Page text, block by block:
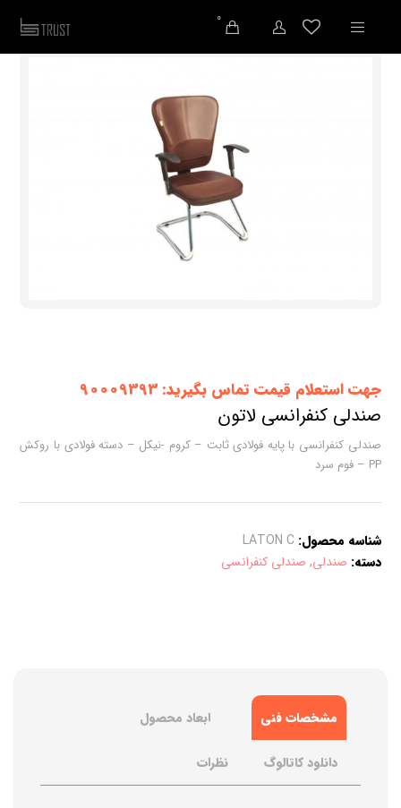
0
جهت استعلام قیمت تماس بگیرید: 90009393
صندلی کنفرانسی لاتون
صندلی کنفرانسی با پایه فولادی ثابت – کروم -نیکل – دسته فولادی با روکش
PP – فوم سرد
شناسه محصول: LATON C
دسته: صندلی, صندلی کنفرانسی
مشخصات فنی ابعاد محصول
دانلود کاتالوگ نظرات